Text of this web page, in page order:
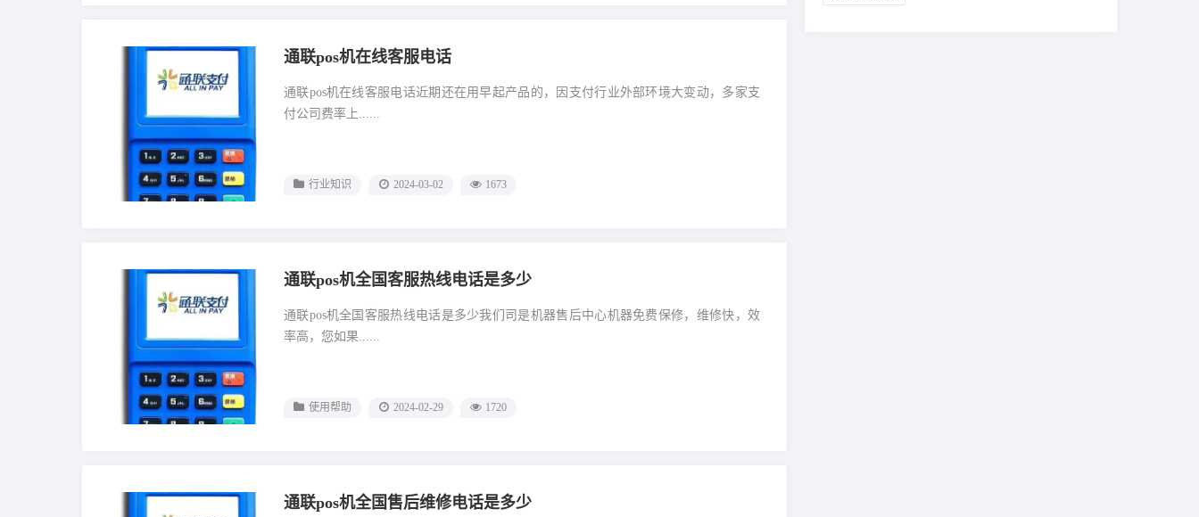
通联pos机在线客服电话
通联pos机在线客服电话近期还在用早起产品的，因支付行业外部环境大变动，多家支
付公司费率上......
行业知识 2024-03-02 1673
通联pos机全国客服热线电话是多少
通联pos机全国客服热线电话是多少我们司是机器售后中心机器免费保修，维修快，效
率高，您如果......
使用帮助 2024-02-29 1720
通联pos机全国售后维修电话是多少